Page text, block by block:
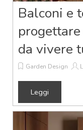
Balconi e
da vivere
Garden Design
Leggi